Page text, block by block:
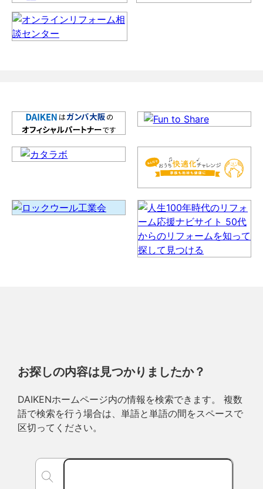
お探しの内容は見つかりましたか？
DAIKENホームページ内の情報を検索できます。 複数
語で検索を行う場合は、単語と単語の間をスペースで
区切ってください。